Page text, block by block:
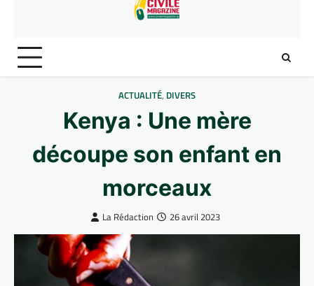
ACTUALITÉ, DIVERS
Kenya : Une mère
découpe son enfant en
morceaux
La Rédaction 26 avril 2023